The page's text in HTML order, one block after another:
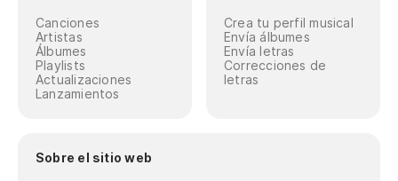
Canciones
Artistas
Álbumes
Playlists
Actualizaciones
Lanzamientos
Crea tu perfil musical
Envía álbumes
Envía letras
Correcciones de
letras
Sobre el sitio web